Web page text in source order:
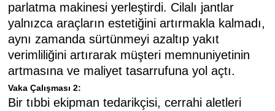
parlatma makinesi yerleştirdi. Cilalı jantlar
yalnızca araçların estetiğini artırmakla kalmadı,
aynı zamanda sürtünmeyi azaltıp yakıt
verimliliğini artırarak müşteri memnuniyetinin
artmasına ve maliyet tasarrufuna yol açtı.
Vaka Çalışması 2:
Bir tıbbi ekipman tedarikçisi, cerrahi aletleri